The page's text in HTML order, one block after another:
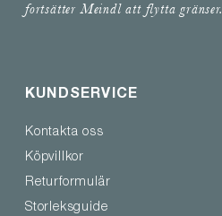
fortsätter Meindl att flytta gränser.
KUNDSERVICE
Kontakta oss
Köpvillkor
Returformulär
Storleksguide